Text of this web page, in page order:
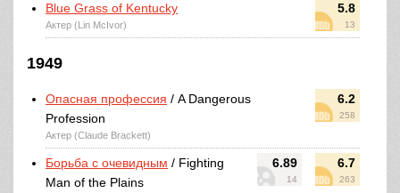
5.8
13
Blue Grass of Kentucky
Актер (Lin McIvor)
1949
6.2
258
Опасная профессия / A Dangerous
Profession
Актер (Claude Brackett)
6.89
14
6.7
263
Борьба с очевидным / Fighting
Man of the Plains